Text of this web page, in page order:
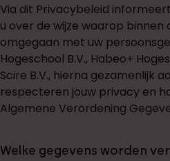
Via dit Privacybeleid
u over de wijze waarop
omgegaan met uw
Hogeschool B.V., Habeo+
Scire B.V., hierna gezamenlijk
respecteren jouw privacy en
Algemene Verordening
Welke gegevens worden